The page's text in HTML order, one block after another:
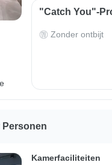
"Catch You"-
Zonder ontbijt
Personen
Kamerfaciliteiten